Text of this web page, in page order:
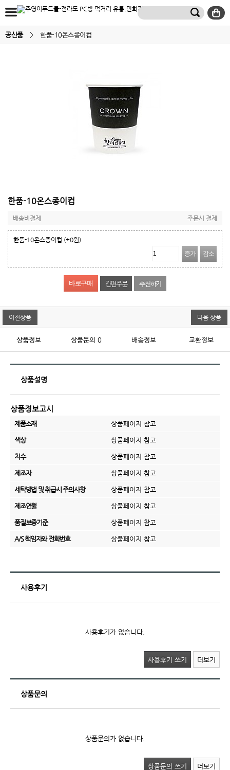
공산품 > 한품-10온스종이컵
한품-10온스종이컵
배송비결제 주문시 결제
한품-10온스종이컵 (+0원)
증가
감소
간편주문 추천하기
이전상품 다음 상품
상품정보 상품문의 0 배송정보 교환정보
상품설명
상품정보고시
제품소재 상품페이지 참고
색상 상품페이지 참고
치수 상품페이지 참고
제조자 상품페이지 참고
세탁방법 및 취급시 주의사항 상품페이지 참고
제조연월 상품페이지 참고
품질보증기준 상품페이지 참고
A/S 책임자와 전화번호 상품페이지 참고
사용후기
사용후기가 없습니다.
사용후기 쓰기 더보기
상품문의
상품문의가 없습니다.
상품문의 쓰기 더보기